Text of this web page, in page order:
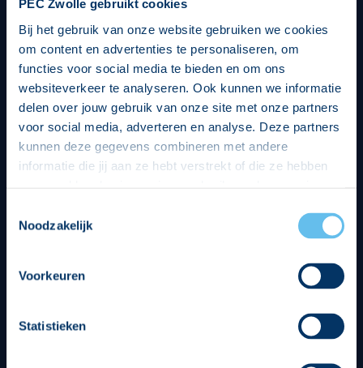
PEC Zwolle gebruikt cookies
Bij het gebruik van onze website gebruiken we cookies
om content en advertenties te personaliseren, om
functies voor social media te bieden en om ons
websiteverkeer te analyseren. Ook kunnen we informatie
delen over jouw gebruik van onze site met onze partners
voor social media, adverteren en analyse. Deze partners
kunnen deze gegevens combineren met andere
informatie die jij aan ze hebt verstrekt of die ze hebben
op een veilige en integere wijze. Je kunt je toestemming
beheren op de privacy- en cookieverklaring pagina.
Noodzakelijk
Voorkeuren
Statistieken